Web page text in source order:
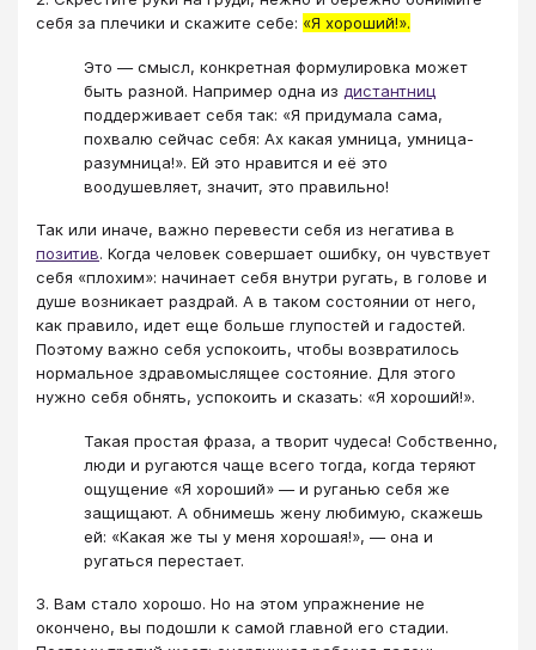
себя за плечики и скажите себе: «Я хороший!».
Это — смысл, конкретная формулировка может
быть разной. Например одна из дистантниц
поддерживает себя так: «Я придумала сама,
похвалю сейчас себя: Ах какая умница, умница-
разумница!». Ей это нравится и её это
воодушевляет, значит, это правильно!
Так или иначе, важно перевести себя из негатива в
позитив. Когда человек совершает ошибку, он чувствует
себя «плохим»: начинает себя внутри ругать, в голове и
душе возникает раздрай. А в таком состоянии от него,
как правило, идет еще больше глупостей и гадостей.
Поэтому важно себя успокоить, чтобы возвратилось
нормальное здравомыслящее состояние. Для этого
нужно себя обнять, успокоить и сказать: «Я хороший!».
Такая простая фраза, а творит чудеса! Собственно,
люди и ругаются чаще всего тогда, когда теряют
ощущение «Я хороший» — и руганью себя же
защищают. А обнимешь жену любимую, скажешь
ей: «Какая же ты у меня хорошая!», — она и
ругаться перестает.
3. Вам стало хорошо. Но на этом упражнение не
окончено, вы подошли к самой главной его стадии.